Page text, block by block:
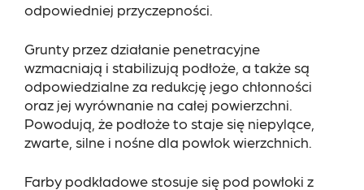
odpowiedniej przyczepności.
Grunty przez działanie penetracyjne
wzmacniają i stabilizują podłoże, a także są
odpowiedzialne za redukcję jego chłonności
oraz jej wyrównanie na całej powierzchni.
Powodują, że podłoże to staje się niepylące,
zwarte, silne i nośne dla powłok wierzchnich.
Farby podkładowe stosuje się pod powłoki z